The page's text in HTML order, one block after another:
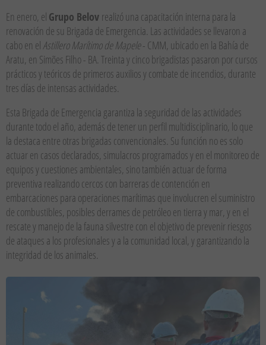
En enero, el Grupo Belov realizó una capacitación interna para la
renovación de su Brigada de Emergencia. Las actividades se llevaron a
cabo en el Astillero Marítimo de Mapele- CMM, ubicado en la Bahía de
Aratu, en Simões Filho - BA. Treinta y cinco brigadistas pasaron por cursos
prácticos y teóricos de primeros auxilios y combate de incendios, durante
tres días de intensas actividades.
Esta Brigada de Emergencia garantiza la seguridad de las actividades
durante todo el año, además de tener un perfil multidisciplinario, lo que
la destaca entre otras brigadas convencionales. Su función no es solo
actuar en casos declarados, simulacros programados y en el monitoreo de
equipos y cuestiones ambientales, sino también actuar de forma
preventiva realizando cercos con barreras de contención en
embarcaciones para operaciones marítimas que involucren el suministro
de combustibles, posibles derrames de petróleo en tierra y mar, y en el
rescate y manejo de la fauna silvestre con el objetivo de prevenir riesgos
de ataques a los profesionales y a la comunidad local, y garantizando la
integridad de los animales.